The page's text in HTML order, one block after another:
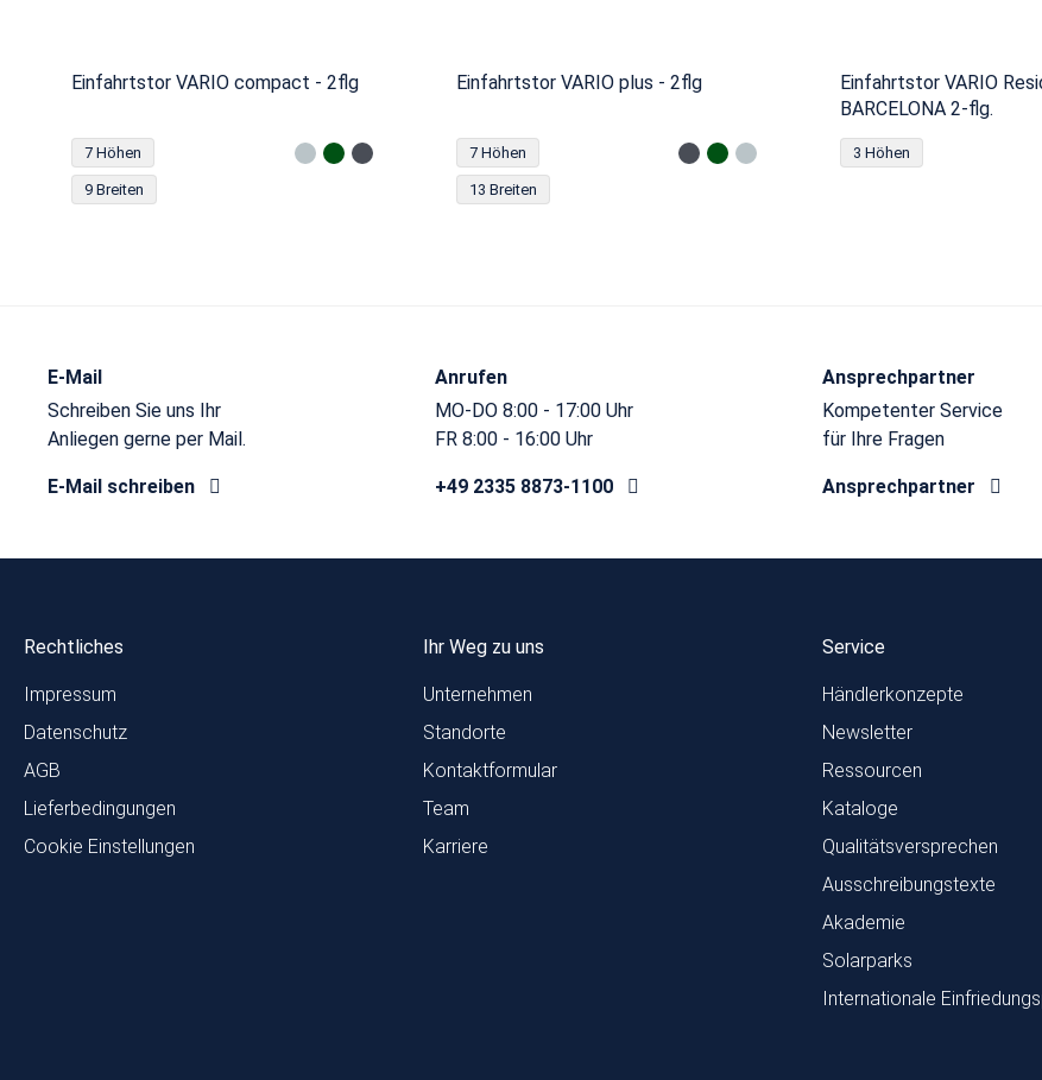
Einfahrtstor VARIO compact - 2flg
7 Höhen
9 Breiten
Einfahrtstor VARIO plus - 2flg
7 Höhen
13 Breiten
Einfahrtstor VARIO
BARCELONA 2-flg.
3 Höhen
E-Mail
Schreiben Sie uns Ihr
Anliegen gerne per Mail.
E-Mail schreiben
Anrufen
MO-DO 8:00 - 17:00 Uhr
FR 8:00 - 16:00 Uhr
+49 2335 8873-1100
Ansprechpartner
Kompetenter Service
für Ihre Fragen
Ansprechpartner
Rechtliches
Impressum
Datenschutz
AGB
Lieferbedingungen
Cookie Einstellungen
Ihr Weg zu uns
Unternehmen
Standorte
Kontaktformular
Team
Karriere
Service
Händlerkonzepte
Newsletter
Ressourcen
Kataloge
Qualitätsversprechen
Ausschreibungstexte
Akademie
Solarparks
Internationale